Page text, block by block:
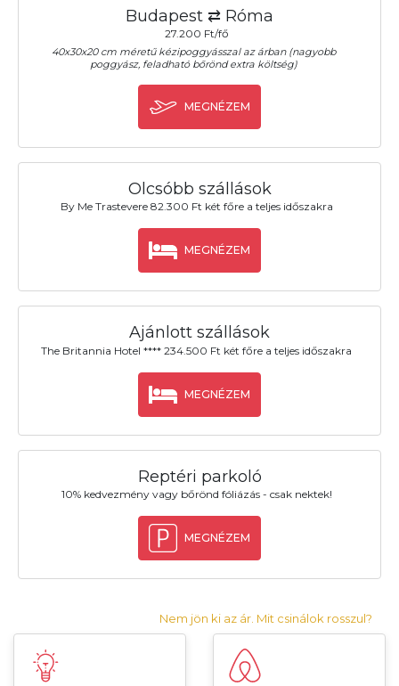
Budapest ⇄ Róma
27.200 Ft/fő
40x30x20 cm méretű kézipoggyásszal az árban (nagyobb
poggyász, feladható bőrönd extra költség)
MEGNÉZEM
Olcsóbb szállások
By Me Trastevere 82.300 Ft két főre a teljes időszakra
MEGNÉZEM
Ajánlott szállások
The Britannia Hotel **** 234.500 Ft két főre a teljes időszakra
MEGNÉZEM
Reptéri parkoló
10% kedvezmény vagy bőrönd fóliázás - csak nektek!
MEGNÉZEM
Nem jön ki az ár. Mit csinálok rosszul?